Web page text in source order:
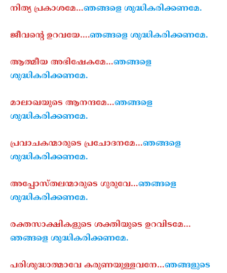
നിത്യ പ്രകാശമേ…ഞങ്ങളെ ശുദ്ധികരിക്കണമേ.
ജീവന്റെ ഉറവയേ….ഞങ്ങളെ ശുദ്ധികരിക്കണമേ.
ആത്മീയ അഭിഷേകമേ…ഞങ്ങളെ
ശുദ്ധികരിക്കണമേ.
മാലാഖയുടെ ആനന്ദമേ…ഞങ്ങളെ
ശുദ്ധികരിക്കണമേ.
പ്രവാചകന്മാരുടെ പ്രചോദനമേ…ഞങ്ങളെ
ശുദ്ധികരിക്കണമേ.
അപ്പോസ്തലന്മാരുടെ ഗുരുവേ…ഞങ്ങളെ
ശുദ്ധികരിക്കണമേ.
രക്തസാക്ഷികളുടെ ശക്തിയുടെ ഉറവിടമേ…
ഞങ്ങളെ ശുദ്ധികരിക്കണമേ.
പരിശുദ്ധാത്മാവേ കരുണയുള്ളവനേ…ഞങ്ങളുടെ